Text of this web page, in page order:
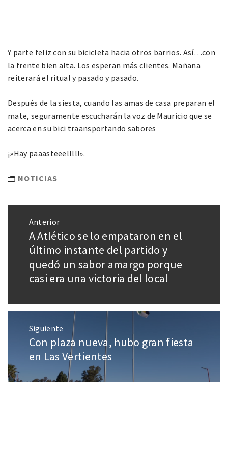
Y parte feliz con su bicicleta hacia otros barrios. Así…con
la frente bien alta. Los esperan más clientes. Mañana
reiterará el ritual y pasado y pasado.
Después de la siesta, cuando las amas de casa preparan el
mate, seguramente escucharán la voz de Mauricio que se
acerca en su bici traansportando sabores
¡»Hay paaasteeellll!».
NOTICIAS
Anterior
A Atlético se lo empataron en el
último instante del partido y
quedó un sabor amargo porque
casi era una victoria del local
Siguiente
Con plaza nueva, hubo gran fiesta
en Las Vertientes